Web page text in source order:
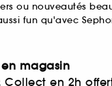
ou nouveautés
fun qu'avec
en magasin
Collect en 2h